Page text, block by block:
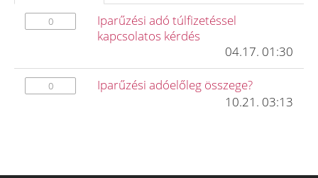
0
Iparűzési adó túlfizetéssel
kapcsolatos kérdés
04.17. 01:30
0
Iparűzési adóelőleg összege?
10.21. 03:13